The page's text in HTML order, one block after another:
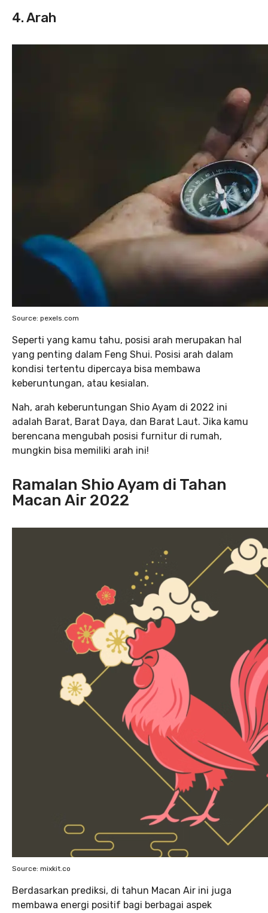
4. Arah
Source: pexels.com
Seperti yang kamu tahu, posisi arah merupakan hal
yang penting dalam Feng Shui. Posisi arah dalam
kondisi tertentu dipercaya bisa membawa
keberuntungan, atau kesialan.
Nah, arah keberuntungan Shio Ayam di 2022 ini
adalah Barat, Barat Daya, dan Barat Laut. Jika kamu
berencana mengubah posisi furnitur di rumah,
mungkin bisa memiliki arah ini!
Ramalan Shio Ayam di Tahan
Macan Air 2022
Source: mixkit.co
Berdasarkan prediksi, di tahun Macan Air ini juga
membawa energi positif bagi berbagai aspek